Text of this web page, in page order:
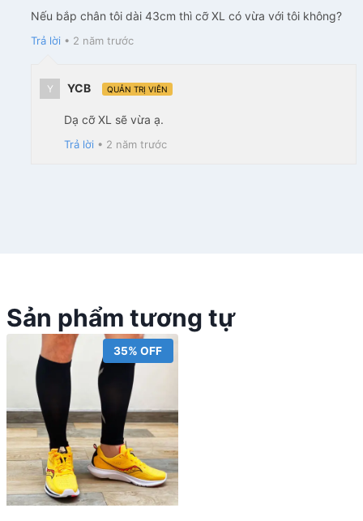
Nếu bắp chân tôi dài 43cm thì cỡ XL có vừa với tôi không?
Trả lời • 2 năm trước
Y YCB QUẢN TRỊ VIÊN
Dạ cỡ XL sẽ vừa ạ.
Trả lời • 2 năm trước
Sản phẩm tương tự
35% OFF